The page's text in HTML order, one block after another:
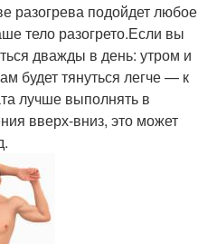
разогрева подойдет любое
тело разогрето.Если вы
дважды в день: утром и
будет тянуться легче — к
лучше выполнять в
вверх-вниз, это может